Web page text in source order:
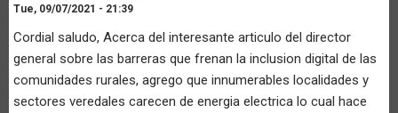
Tue, 09/07/2021 - 21:39
Cordial saludo, Acerca del interesante articulo del director
general sobre las barreras que frenan la inclusion digital de las
comunidades rurales, agrego que innumerables localidades y
sectores veredales carecen de energia electrica lo cual hace